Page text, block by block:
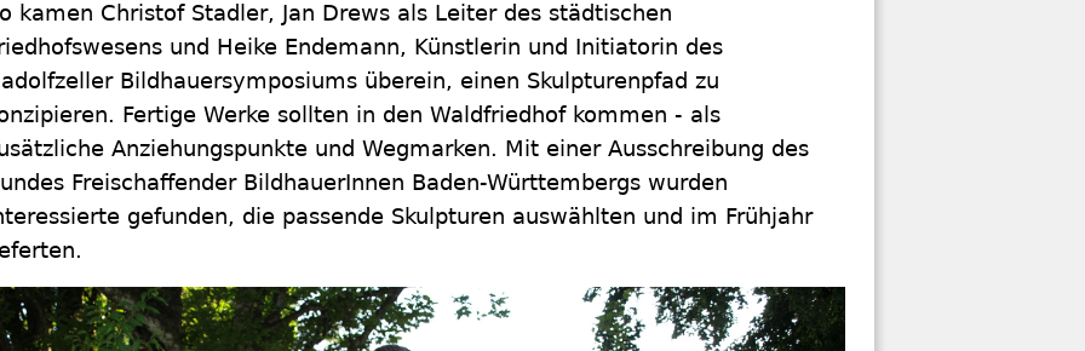
kamen Christof Stadler, Jan Drews als Leiter des städtischen
und Heike Endemann, Künstlerin und Initiatorin des
Bildhauersymposiums überein, einen Skulpturenpfad zu
Fertige Werke sollten in den Waldfriedhof kommen - als
Anziehungspunkte und Wegmarken. Mit einer Ausschreibung des
Freischaffender BildhauerInnen Baden-Württembergs wurden
gefunden, die passende Skulpturen auswählten und im Frühjahr